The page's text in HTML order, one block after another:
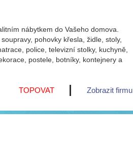
nábytkem do Vašeho domova.
pohovky křesla, židle, stoly,
police, televizní stolky, kuchyně,
postele, botníky, kontejnery a
Zobrazit firmu
TOPOVAT